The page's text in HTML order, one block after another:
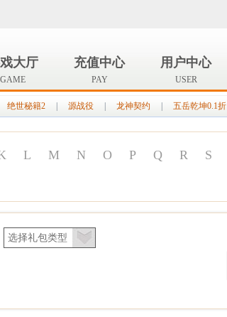
大厅
GAME
充值中心
PAY
用户中心
USER
绝世秘籍2 源战役 龙神契约 五岳乾坤0.1折
L M N O P Q R S